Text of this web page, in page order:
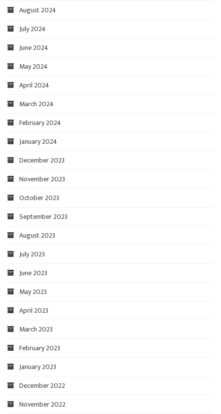
August 2024
July 2024
June 2024
May 2024
April 2024
March 2024
February 2024
January 2024
December 2023
November 2023
October 2023
September 2023
August 2023
July 2023
June 2023
May 2023
April 2023
March 2023
February 2023
January 2023
December 2022
November 2022